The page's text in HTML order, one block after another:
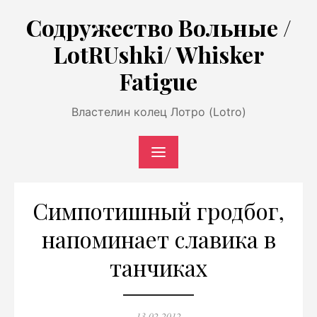
содержимому
Содружество Вольные /
LotRUshki/ Whisker
Fatigue
Властелин колец Лотро (Lotro)
Симпотишный гродбог,
напоминает славика в
танчиках